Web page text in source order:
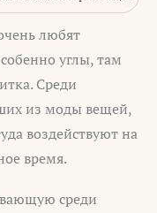
любят
углы, там
Среди
из моды вещей,
воздействуют на
время.
среди